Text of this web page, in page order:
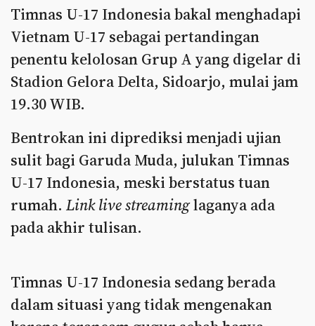
Timnas U-17 Indonesia bakal menghadapi
Vietnam U-17 sebagai pertandingan
penentu kelolosan Grup A yang digelar di
Stadion Gelora Delta, Sidoarjo, mulai jam
19.30 WIB.
Bentrokan ini diprediksi menjadi ujian
sulit bagi Garuda Muda, julukan Timnas
U-17 Indonesia, meski berstatus tuan
rumah. Link live streaminglaganya ada
pada akhir tulisan.
Timnas U-17 Indonesia sedang berada
dalam situasi yang tidak mengenakan